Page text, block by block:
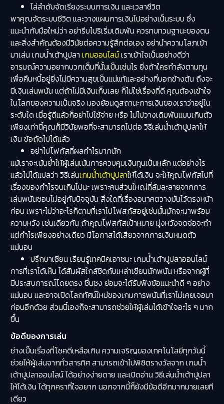
ไล่ลำดับจัดเรียงระบบการเงิน และเวลาชีวิต
พาคุณจัดระบบชีวิต และวางแผนการเงินไปอย่างเป็นระบบ ซึ่ง
แนะนำกับมือใหม่ว่า อย่ารีบไปริเริ่มเดิมพัน ควรทบทวนฐานะของตน
และสิ่งสำคัญต้องมีวินัยต่อความรู้สึกต่อเอง อย่านำความโลภเข้า
มาเล่น เกมน้ำเต้าปูปลา เกมออนไลน์เราเข้าใจเป็นอย่างดีว่า
อารมณ์ความอยากบวกเต็มที่นั้นเป็นเช่นไร ยิ่งถ้าใครกำลังตามทุน
เพื่อคืนหนี้อยู่ยิ่งไม่มีความสุขเป็นแน่แท้และอย่างที่บอกข้างต้น ถึงจะ
มีเงินเล่นพนัน แต่ถ้าไม่มีเงินเก็บเลย ก็ไม่ใช่เรื่องที่ดี คุณต้องเข้าใจ
ในโลกของความเป็นจริง มองย้อนดูสถานะการเงินของเราว่าอยู่ใน
ระดับใด เมื่อรู้ดีแล้วก็อย่าไปใช้จ่าย หรือ ไม่ไปวางเดิมพันแบบเกินตัว
เพียงเท่านี้คุณก็มีวินัยพอที่จะสามารถไปต่อ วิธีเล่นน้ำเต้าปูปลาให้
เงิน ข้อถัดไปได้แล้ว
อย่าไปโฟกัสที่ผลกำไรมากนัก
แม้เราจะเน้นย้ำให้ผู้เล่นเน้นการควบคุมเงินทุนเป็นหลัก แต่อย่างไร
แล้วไม่ได้แปลว่า วิธีเล่นเกมน้ำเต้าปูปลาให้ได้เงิน จะให้คุณโฟกัสไปที่
เรื่องของกำไรจนเกินไปนะ เพราะคนส่วนใหญ่ที่ล้มละลายจากการ
เล่นพนันชอบไม่อยู่กับปัจจุบัน สิ่งใดที่เรื่องอนาคตวางมันไว้ตรงหน้า
ก่อน เพราะไม่ว่าอะไรก็ตามที่เราไปโฟสกัสอยู่เช่นนั้นมักจะมาพร้อม
ความหวัง เช่นเดียวกัน ถ้าคุณโฟสกัสเป้าหมาย มุ่งหวังจดจ่อจะทำ
แต่กำไรเพียงอย่างเดียว มีโอกาสได้เสียวจากการเงินหมดตัว
แน่นอน
ปรึกษาเซียน เรียนรู้เทคนิคเอาชนะ เกมน้ำเต้าปูปลาออนไลน์
การที่เราได้เห็น ได้สัมผัสใกล้ชิดกับเหล่าเซียนนักพนัน หรือจากผู้ที่
มีประสบการณ์โดยตรง ชื่นชง ย่อมจะได้รับฟังข้อแนะนำดี ๆ อย่าง
แน่นอน และอาจเปิดโลกทัศน์ใหม่ของเกมการพนันที่เราไม่เคยเจอมา
ก่อนอีกด้วย ส่วนนี้เองก็จะสามารถช่วยให้ผู้เล่นได้เข้าใจอะไร ๆ มาก
ขึ้น
ข้อดีของการเล่น
ช่างเป็นเรื่องที่โชคดีเหลือเกิน ความเจริญของเทคโนโลยีทุกวันนี้
ช่วยให้ผู้เล่นจากทั่วสารทิศ สามารถเข้าไปพิชิตรางวัลจาก เกมน้ำ
เต้าปูปลาออนไลน์ ได้อย่างง่ายดาย และเปิดอ่าน วิธีเล่นน้ำเต้าปูปลา
ให้ได้เงิน ได้ทุกคราที่ใจอยาก นอกจากนี้ก็ยังมีข้อดีอีกมากมายเลยที
เดียว